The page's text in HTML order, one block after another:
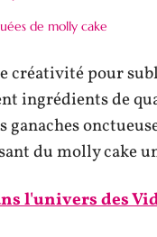
de molly cake
créativité pour
ingrédients de
du molly cake
l'univers des